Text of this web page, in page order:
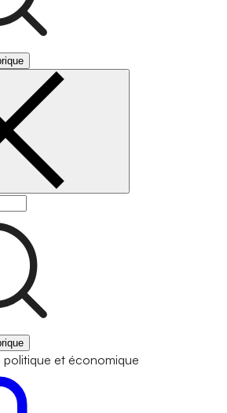
politique et économique